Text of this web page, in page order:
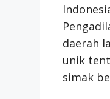
daerah
unik
simak